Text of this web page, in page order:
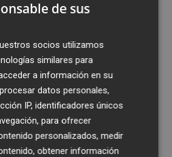
de sus
socios utilizamos
similares para
a información en su
datos personales,
IP, identificadores únicos
para ofrecer
personalizados, medir
obtener información